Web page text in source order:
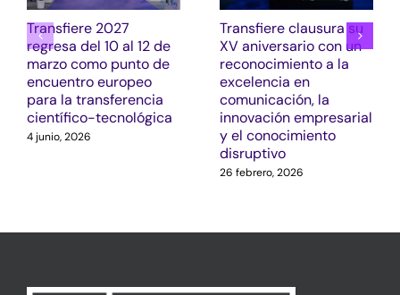
Transfiere 2027
regresa del 10 al 12 de
marzo como punto de
encuentro europeo
para la transferencia
científico-tecnológica
4 junio, 2026
Transfiere clausura su
XV aniversario con un
reconocimiento a la
excelencia en
comunicación, la
innovación empresarial
y el conocimiento
disruptivo
26 febrero, 2026